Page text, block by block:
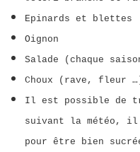
Epinards et blettes
Oignon
Salade (chaque
Choux (rave, fleur
Il est possible de
suivant la météo, il
pour être bien